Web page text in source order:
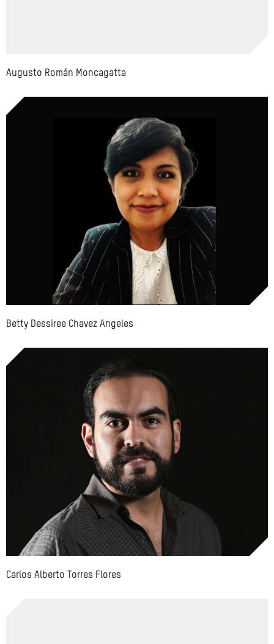
Augusto Román Moncagatta
Betty Dessiree Chavez Angeles
Carlos Alberto Torres Flores